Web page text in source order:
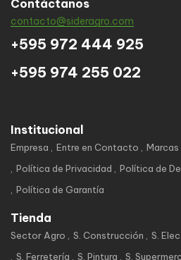
Contáctanos
contacto@sideragro.com
+595 972 444 925
+595 974 255 022
Institucional
Empresa Entre en Contacto Marcas
Política de Privacidad
Política de
Política de Garantía
Tienda
Sector Agro S. Construcción
S.
S. Ferretería
S. Pintura S.